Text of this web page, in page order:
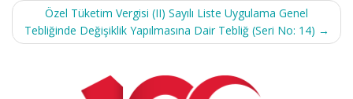
Özel Tüketim Vergisi (II) Sayılı Liste Uygulama Genel
Tebliğinde Değişiklik Yapılmasına Dair Tebliğ (Seri No: 14) →